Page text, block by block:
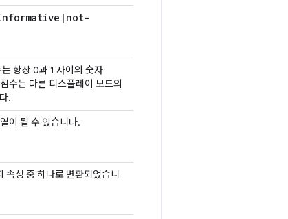
| not-
항상 0과 1 사이의 숫자
수는 다른 디스플레이 모드의
.
이 될 수 있습니다.
속성 중 하나로 변환되었습니